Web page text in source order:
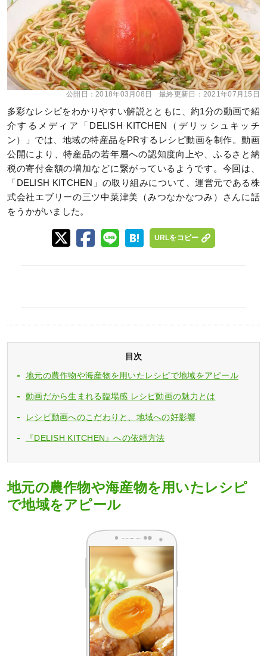
公開日：2018年03月08日 最終更新日： 2021年07月15日
多彩なレシピをわかりやすい解説とともに、約1分の動画で紹
介するメディア「DELISH KITCHEN（デリッシュキッチ
ン）」では、地域の特産品をPRするレシピ動画を制作。動画
公開により、特産品の若年層への認知度向上や、ふるさと納
税の寄付金額の増加などに繋がっているようです。今回は、
「DELISH KITCHEN」の取り組みについて、運営元である株
式会社エブリーの三ツ中菜津美（みつなかなつみ）さんに話
をうかがいました。
URLをコピー
目次
地元の農作物や海産物を用いたレシピで地域をアピール
動画だから生まれる臨場感 レシピ動画の魅力とは
レシピ動画へのこだわりと、地域への好影響
『DELISH KITCHEN』への依頼方法
地元の農作物や海産物を用いたレシピ
で地域をアピール